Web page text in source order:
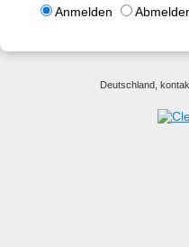
Anmelden
Deutschland,